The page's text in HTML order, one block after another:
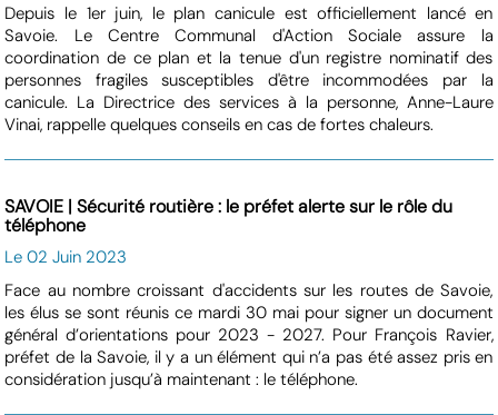
Depuis le 1er juin, le plan canicule est officiellement lancé en
Savoie. Le Centre Communal d'Action Sociale assure la
coordination de ce plan et la tenue d'un registre nominatif des
personnes fragiles susceptibles d'être incommodées par la
canicule. La Directrice des services à la personne, Anne-Laure
Vinai, rappelle quelques conseils en cas de fortes chaleurs.
SAVOIE | Sécurité routière : le préfet alerte sur le rôle du
téléphone
Le 02 Juin 2023
Face au nombre croissant d'accidents sur les routes de Savoie,
les élus se sont réunis ce mardi 30 mai pour signer un document
général d’orientations pour 2023 - 2027. Pour François Ravier,
préfet de la Savoie, il y a un élément qui n’a pas été assez pris en
considération jusqu’à maintenant : le téléphone.